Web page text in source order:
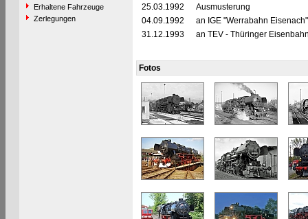
Erhaltene Fahrzeuge
Zerlegungen
25.03.1992
Ausmusterung
04.09.1992
an IGE "Werrabahn
31.12.1993
an TEV - Thüringer
Fotos